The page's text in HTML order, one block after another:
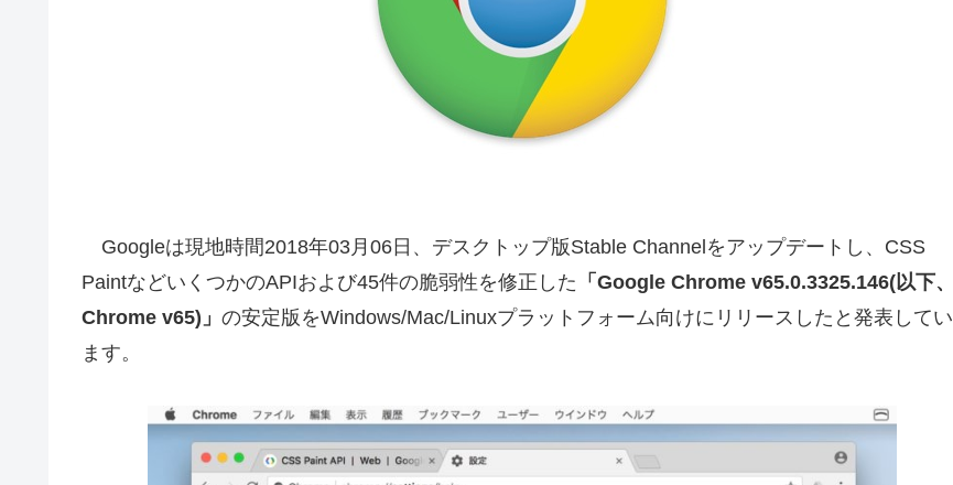
Googleは現地時間2018年03月06日、デスクトップ版Stable Channelをアップデートし、CSS
PaintなどいくつかのAPIおよび45件の脆弱性を修正した 「Google Chrome v65.0.3325.146(以下、
Chrome v65)」 の安定版をWindows/Mac/Linuxプラットフォーム向けにリリースしたと発表してい
ます。